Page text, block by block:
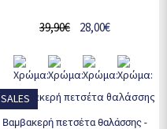
28,00€
39,90€
SALES
βαμβακερή πετσέτα θαλάσσης -